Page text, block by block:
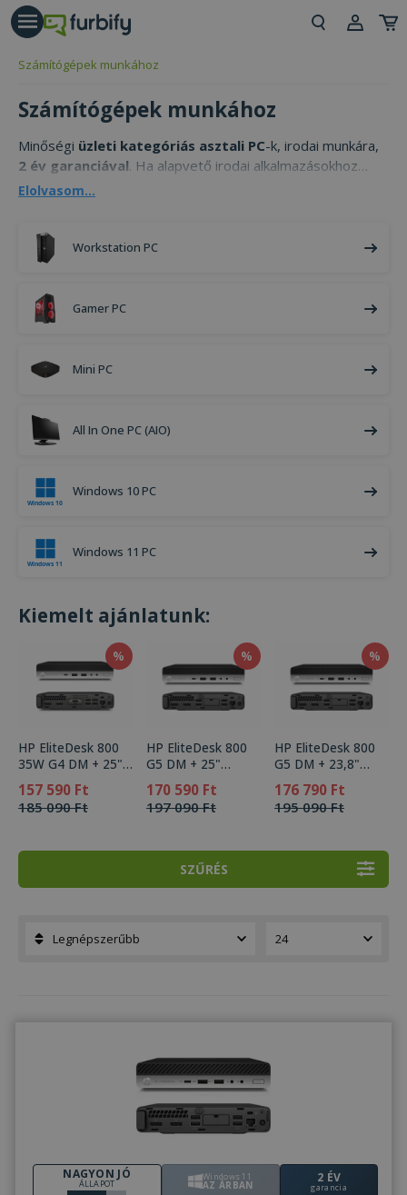
Számítógépek munkához
Számítógépek munkához
Minőségi üzleti kategóriás asztali PC-k, irodai munkára,
2 év garanciával. Ha alapvető irodai alkalmazásokhoz
keresel pénztárcabarát számítógépet, nálunk megtalálod!
Elolvasom...
Workstation PC
Gamer PC
Mini PC
All In One PC (AIO)
Windows 10 PC
Windows 11 PC
Kiemelt ajánlatunk:
%
HP EliteDesk 800
35W G4 DM + 25"
Monitor BenQ
BL2581T
157 590 Ft
185 090 Ft
%
HP EliteDesk 800
G5 DM + 25"
Monitor BenQ
BL2581T
170 590 Ft
197 090 Ft
%
HP EliteDesk 800
G5 DM + 23,8"
Monitor HP
EliteDisplay E243d
Docking Monitor
176 790 Ft
195 090 Ft
SZŰRÉS
NAGYON JÓ
ÁLLAPOT
Windows 11
AZ ÁRBAN 2 ÉV
garancia
gomb